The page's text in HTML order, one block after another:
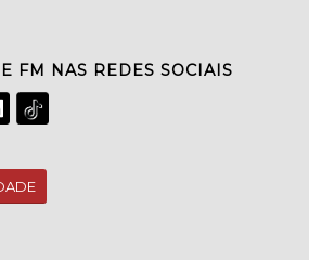
FM NAS REDES SOCIAIS